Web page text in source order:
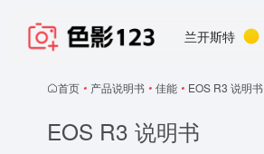
兰开斯特
首页 • 产品说明书 • 佳能 • EOS R3 说明书
EOS R3 说明书